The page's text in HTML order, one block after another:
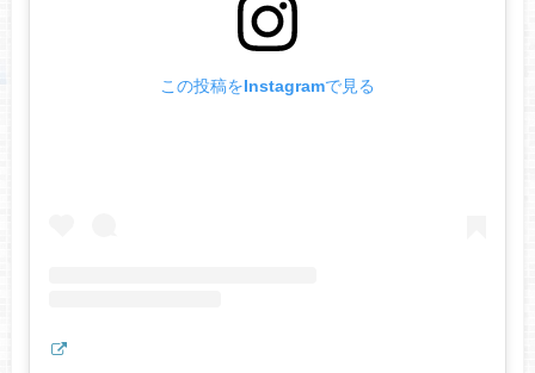
この投稿をInstagramで見る